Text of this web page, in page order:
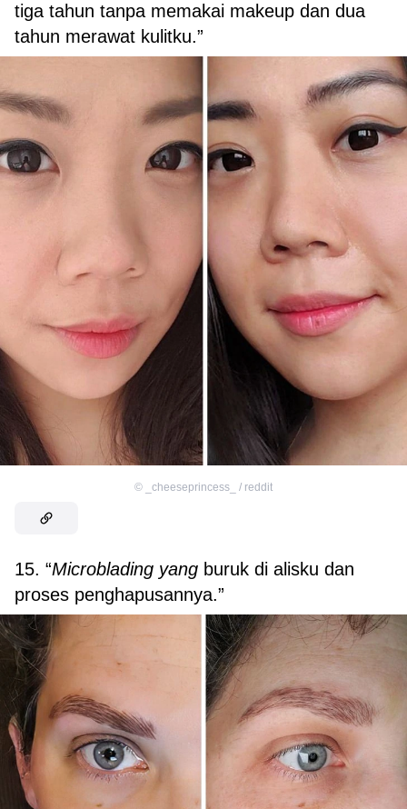
tiga tahun tanpa memakai makeup dan dua
tahun merawat kulitku.”
© _cheeseprincess_ / reddit
15. “Microblading yang buruk di alisku dan
proses penghapusannya.”